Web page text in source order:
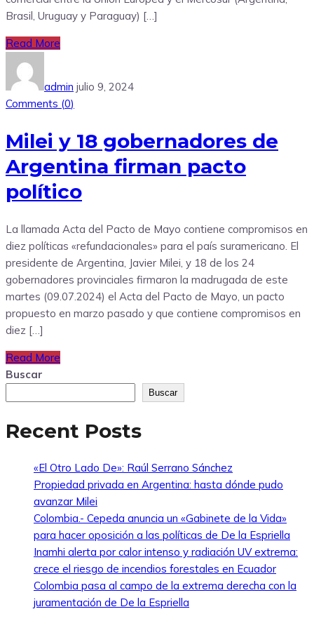
Brasil, Uruguay y Paraguay) […]
Read More
admin julio 9, 2024
Comments (0)
Milei y 18 gobernadores de
Argentina firman pacto
político
La llamada Acta del Pacto de Mayo contiene compromisos en
diez políticas «refundacionales» para el país suramericano. El
presidente de Argentina, Javier Milei, y 18 de los 24
gobernadores provinciales firmaron la madrugada de este
martes (09.07.2024) el Acta del Pacto de Mayo, un pacto
propuesto en marzo pasado y que contiene compromisos en
diez […]
Read More
Buscar
Buscar
Recent Posts
«El Otro Lado De»: Raúl Serrano Sánchez
Propiedad privada en Argentina: hasta dónde pudo
avanzar Milei
Colombia.- Cepeda anuncia un «Gabinete de la Vida»
para hacer oposición a las políticas de De la Espriella
Inamhi alerta por calor intenso y radiación UV extrema:
crece el riesgo de incendios forestales en Ecuador
Colombia pasa al campo de la extrema derecha con la
juramentación de De la Espriella